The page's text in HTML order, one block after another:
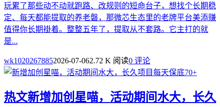
玩累了那些动不动就跑路、改规则的短命台子，想找个长期稳
定、每天都能提取的养老磐，那微芯生态里的老牌平台美添赚
值得你长期褂着。整整五年了，提取从不套路。它主打的就
是...
wk10202678852026-07-062.72 K 阅读0 评论
热文新增加创星喵，活动期间水大，长久